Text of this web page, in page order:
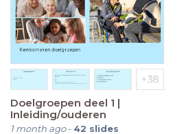
Doelgroepen deel 1 |
Inleiding/ouderen
1 month ago- 42 slides